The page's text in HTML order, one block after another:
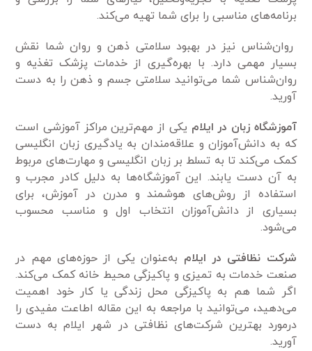
برنامه‌های مناسبی را برای شما تهیه می‌کند.
روان‌شناس نیز در بهبود سلامتی ذهن و روان شما نقش
بسیار مهمی دارد. با بهره‌گیری از خدمات پزشک تغذیه و
روان‌شناس شما می‌توانید سلامتی جسم و ذهن را به دست
آورید.
آموزشگاه زبان در ایلام یکی از مهم‌ترین مراکز آموزشی است
که به دانش‌آموزان و علاقه‌مندان به یادگیری زبان انگلیسی
کمک می‌کند تا به تسلط بر زبان انگلیسی و مهارت‌های مربوط
به آن دست یابند. این آموزشگاه‌ها به دلیل کادر مجرب و
استفاده از روش‌های هوشمند و مدرن در آموزش، برای
بسیاری از دانش‌آموزان انتخاب اول و مناسب محسوب
می‌شود.
شرکت نظافتی در ایلام به‌عنوان یکی از حوزه‌های مهم در
صنعت خدمات به تمیزی و پاکیزگی محیط خانه کمک می‌کند.
اگر شما هم به پاکیزگی محل زندگی یا کار خود اهمیت
می‌دهید، می‌توانید با مراجعه به این مقاله اطاعت مفیدی را
درمورد بهترین شرکت‌های نظافتی در شهر ایلام به دست
آورید.